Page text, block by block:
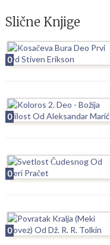
Slične Knjige
0
0
0
0